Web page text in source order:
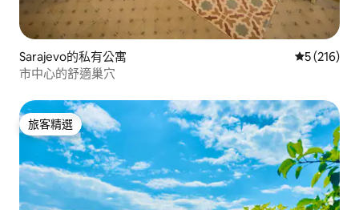
Sarajevo的私有公寓 從 216 則
5 (216)
市中心的舒適巢穴
旅客精選
旅客精選